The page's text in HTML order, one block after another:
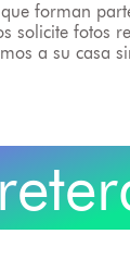
forman
solicite fotos
a su casa